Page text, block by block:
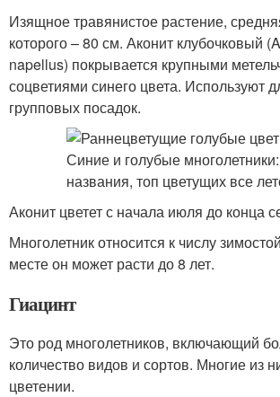
Изящное травянистое растение,
которого – 80 см. Аконит клубочковый
napellus) покрывается крупными
соцветиями синего цвета. Используют
групповых посадок.
Аконит цветет с начала июля до конца
Многолетник относится к числу
месте он может расти до 8 лет.
Гиацинт
Это род многолетников, включающий
количество видов и сортов. Многие из
цветении.